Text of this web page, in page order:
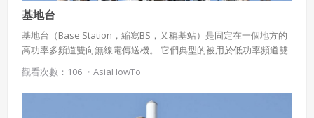
基地台
基地台（Base Station，縮寫BS，又稱基站）是固定在一個地方的
高功率多頻道雙向無線電傳送機。 它們典型的被用於低功率頻道雙
向無線通訊，如行動電話、手提電話和無線路由器。
觀看次數：106 ・ AsiaHowTo